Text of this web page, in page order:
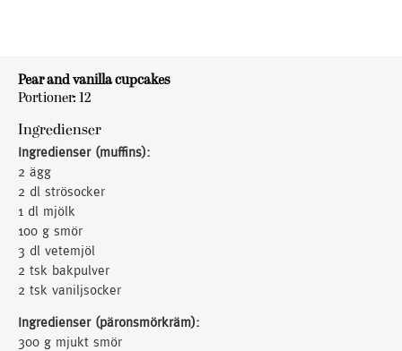
Pear and vanilla cupcakes
Portioner: 12
Ingredienser
Ingredienser (muffins):
2 ägg
2 dl strösocker
1 dl mjölk
100 g smör
3 dl vetemjöl
2 tsk bakpulver
2 tsk vaniljsocker
Ingredienser (päronsmörkräm):
300 g mjukt smör